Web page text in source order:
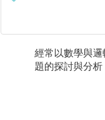
經常以數學與
題的探討與分析